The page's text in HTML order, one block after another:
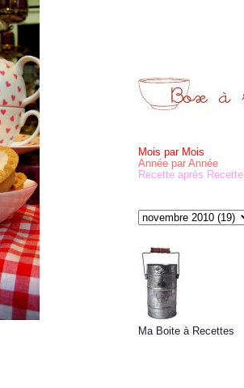
Mois par Mois
Année par Année
Recette après Recette
Ma Boite à Recettes